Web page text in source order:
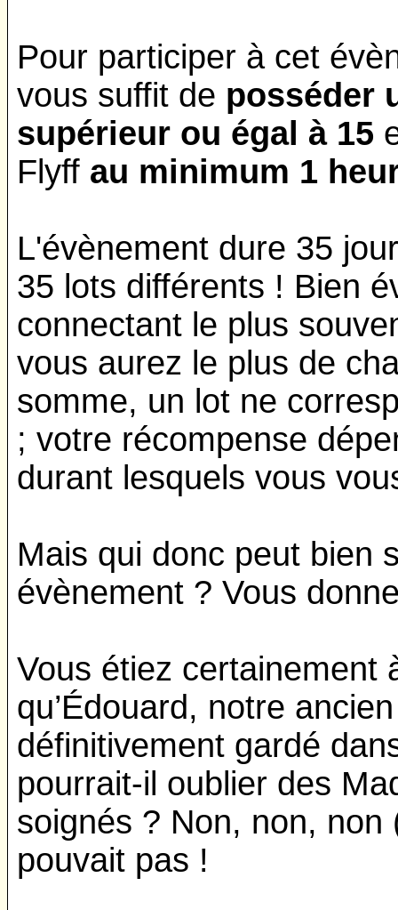
Pour participer à cet
vous suffit de posséder
supérieur ou égal à 15
Flyff au minimum 1
L'évènement dure 35
35 lots différents ! Bien
connectant le plus
vous aurez le plus de
somme, un lot ne
; votre récompense
durant lesquels vous
Mais qui donc peut bien
évènement ? Vous
Vous étiez certainement
qu’Édouard, notre
définitivement gardé
pourrait-il oublier des
soignés ? Non, non,
pouvait pas !